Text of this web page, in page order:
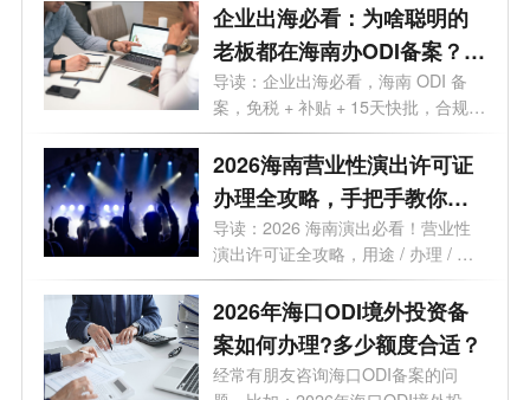
企业出海必看：为啥聪明的
老板都在海南办ODI备案？这
5大红利太香
导读：企业出海必看，海南 ODI 备
案，免税 + 补贴 + 15天快批，合规出
海一步...
2026海南营业性演出许可证
办理全攻略，手把手教你避
开90%的坑！
导读：2026 海南演出必看！营业性
演出许可证全攻略，用途 / 办理 / 地
点 / 流...
2026年海口ODI境外投资备
案如何办理?多少额度合适？
经常有朋友咨询海口ODI备案的问